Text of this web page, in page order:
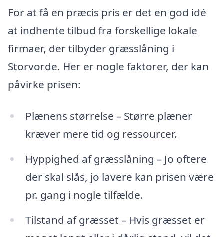
For at få en præcis pris er det en god idé
at indhente tilbud fra forskellige lokale
firmaer, der tilbyder græsslåning i
Storvorde. Her er nogle faktorer, der kan
påvirke prisen:
Plænens størrelse – Større plæner
kræver mere tid og ressourcer.
Hyppighed af græsslåning – Jo oftere
der skal slås, jo lavere kan prisen være
pr. gang i nogle tilfælde.
Tilstand af græsset – Hvis græsset er